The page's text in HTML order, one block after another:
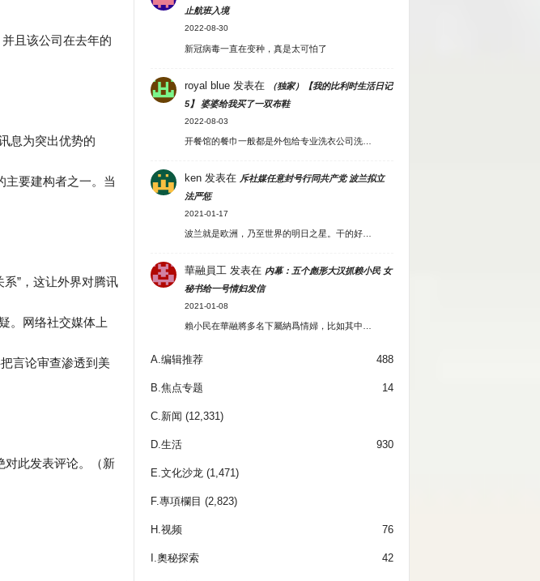
且该公司在去年的
息为突出优势的
主要建构者之一。当
”，这让外界对腾讯
。网络社交媒体上
言论审查渗透到美
对此发表评论。（新
止航班入境
2022-08-30
新冠病毒一直在变种，真是太可怕了
royal blue发表在
（独家）【我的比利时生活日记
5】 婆婆给我买了一双布鞋
2022-08-03
开餐馆的餐巾一般都是外包给专业洗衣公司洗…
ken发表在 斥社媒任意封号行同共产党 波兰拟立
法严惩
2021-01-17
波兰就是欧洲，乃至世界的明日之星。干的好…
華融員工 发表在 内幕：五个彪形大汉抓赖小民 女
秘书给一号情妇发信
2021-01-08
賴小民在華融將多名下屬納爲情婦，比如其中…
A.编辑推荐 488
B.焦点专题 14
C.新闻 (12,331)
D.生活 930
E.文化沙龙 (1,471)
F.專項欄目 (2,823)
H.视频 76
I.奧秘探索 42